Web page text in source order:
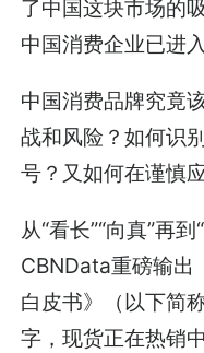
了中国这块市场的
中国消费企业已进
中国消费品牌究竟
战和风险？如何识
号？又如何在谨慎
从“看长”“向真”再
CBNData重磅输出
白皮书》（以下简
字，现货正在热销